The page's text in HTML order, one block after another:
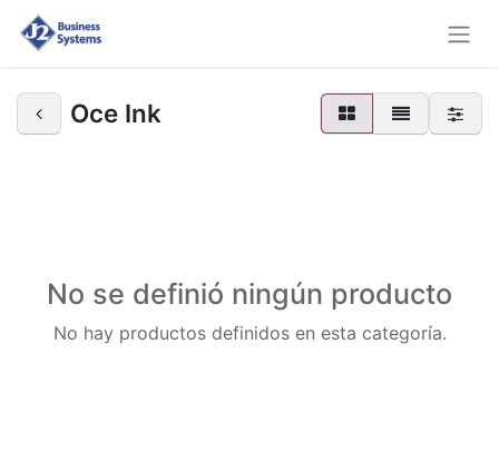
Oce Ink
No se definió ningún producto
No hay productos definidos en esta categoría.